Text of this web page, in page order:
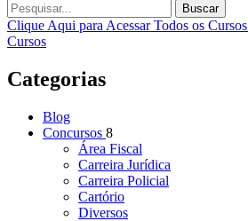
Buscar
Clique Aqui para Acessar Todos os Cursos
Cursos
Categorias
Blog
Concursos 8
Área Fiscal
Carreira Jurídica
Carreira Policial
Cartório
Diversos